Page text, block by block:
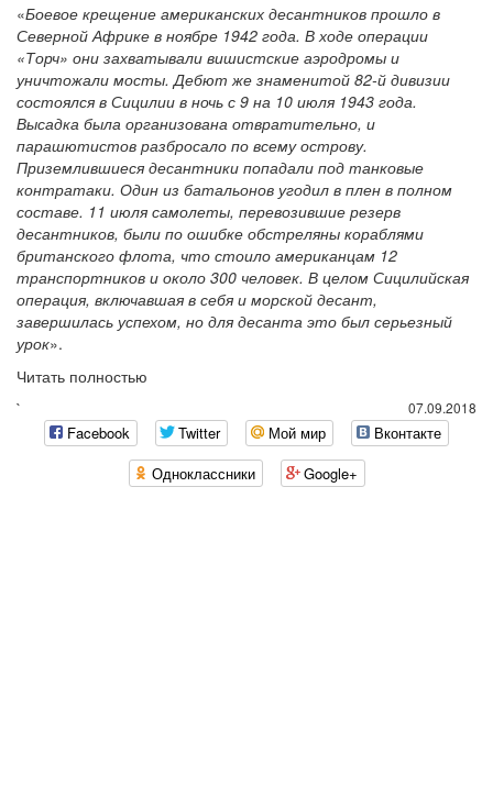
«Боевое крещение американских десантников прошло в
Северной Африке в ноябре 1942 года. В ходе операции
«Торч» они захватывали вишистские аэродромы и
уничтожали мосты. Дебют же знаменитой 82-й дивизии
состоялся в Сицилии в ночь с 9 на 10 июля 1943 года.
Высадка была организована отвратительно, и
парашютистов разбросало по всему острову.
Приземлившиеся десантники попадали под танковые
контратаки. Один из батальонов угодил в плен в полном
составе. 11 июля самолеты, перевозившие резерв
десантников, были по ошибке обстреляны кораблями
британского флота, что стоило американцам 12
транспортников и около 300 человек. В целом Сицилийская
операция, включавшая в себя и морской десант,
завершилась успехом, но для десанта это был серьезный
урок».
Читать полностью
07.09.2018
`
Facebook Twitter Мой мир
Вконтакте
Одноклассники
Google+